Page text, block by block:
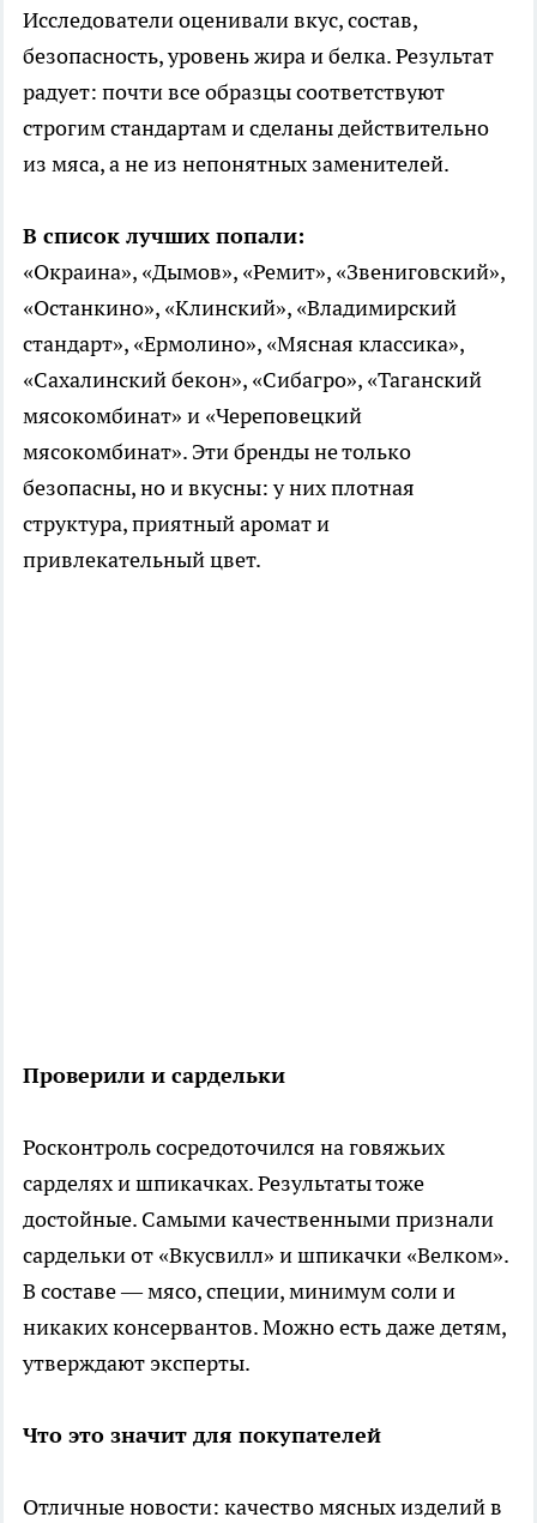
Исследователи оценивали вкус, состав,
безопасность, уровень жира и белка. Результат
радует: почти все образцы соответствуют
строгим стандартам и сделаны действительно
из мяса, а не из непонятных заменителей.
В список лучших попали:
«Окраина», «Дымов», «Ремит», «Звениговский»,
«Останкино», «Клинский», «Владимирский
стандарт», «Ермолино», «Мясная классика»,
«Сахалинский бекон», «Сибагро», «Таганский
мясокомбинат» и «Череповецкий
мясокомбинат». Эти бренды не только
безопасны, но и вкусны: у них плотная
структура, приятный аромат и
привлекательный цвет.
Проверили и сардельки
Росконтроль сосредоточился на говяжьих
сарделях и шпикачках. Результаты тоже
достойные. Самыми качественными признали
сардельки от «Вкусвилл» и шпикачки «Велком».
В составе — мясо, специи, минимум соли и
никаких консервантов. Можно есть даже детям,
утверждают эксперты.
Что это значит для покупателей
Отличные новости: качество мясных изделий в